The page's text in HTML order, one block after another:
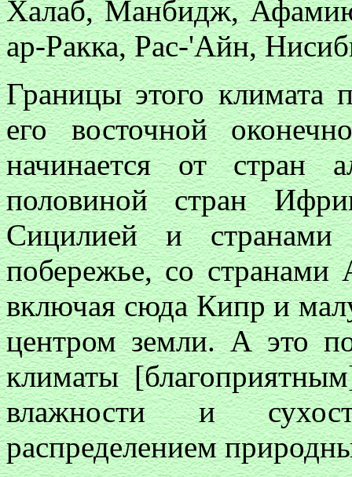
Халаб, Манбидж,
ар-Ракка, Рас-'Айн,
Границы этого климата
его восточной
начинается от стран
половиной стран
Сицилией и
побережье, со
включая сюда Кипр и
центром земли. А это
климаты
влажности и
распределением